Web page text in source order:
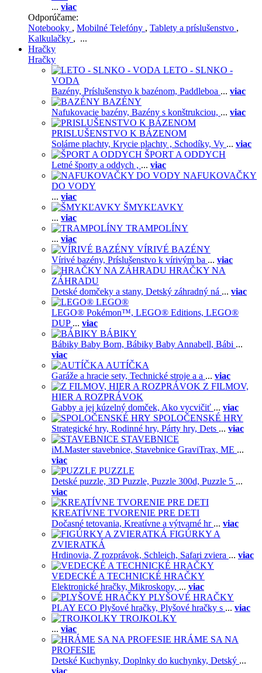
... viac
Odporúčame:
Notebooky , Mobilné Telefóny , Tablety a príslušenstvo ,
Kalkulačky , ...
Hračky
Hračky
LETO - SLNKO -
VODA
Bazény, Príslušenstvo k bazénom, Paddleboa ... viac
BAZÉNY
Nafukovacie bazény, Bazény s konštrukciou, ... viac
PRISLUŠENSTVO K BÁZENOM
Solárne plachty, Krycie plachty , Schodíky, Vy ... viac
ŠPORT A ODDYCH
Letné športy a oddych , ... viac
NAFUKOVAČKY
DO VODY
... viac
ŠMYKĽAVKY
... viac
TRAMPOLÍNY
... viac
VÍRIVÉ BAZÉNY
Vírivé bazény, Príslušenstvo k vírivým ba ... viac
HRAČKY NA
ZÁHRADU
Detské domčeky a stany, Detský záhradný ná ... viac
LEGO®
LEGO® Pokémon™, LEGO® Editions, LEGO®
DUP ... viac
BÁBIKY
Bábiky Baby Born, Bábiky Baby Annabell, Bábi ...
viac
AUTÍČKA
Garáže a hracie sety, Technické stroje a a ... viac
Z FILMOV,
HIER A ROZPRÁVOK
Gabby a jej kúzelný domček, Ako vycvičiť ... viac
SPOLOČENSKÉ HRY
Strategické hry, Rodinné hry, Párty hry, Dets ... viac
STAVEBNICE
iM.Master stavebnice, Stavebnice GraviTrax, ME ...
viac
PUZZLE
Detské puzzle, 3D Puzzle, Puzzle 300d, Puzzle 5 ...
viac
KREATÍVNE TVORENIE PRE DETI
Dočasné tetovania, Kreatívne a výtvarné hr ... viac
FIGÚRKY A
ZVIERATKÁ
Hrdinovia, Z rozprávok, Schleich, Safari zviera ... viac
VEDECKÉ A TECHNICKÉ HRAČKY
Elektronické hračky, Mikroskopy, ... viac
PLYŠOVÉ HRAČKY
PLAY ECO Plyšové hračky, Plyšové hračky s ... viac
TROJKOLKY
... viac
HRÁME SA NA
PROFESIE
Detské Kuchynky, Doplnky do kuchynky, Detský ...
viac